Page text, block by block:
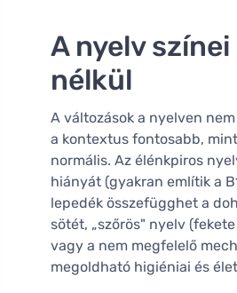
A nyelv
nélkül
A változások a nyelven
a kontextus fontosabb,
normális. Az élénkpiros
hiányát (gyakran említik a
lepedék összefügghet a
sötét, „szőrös" nyelv
vagy a nem megfelelő
megoldható higiéniai és